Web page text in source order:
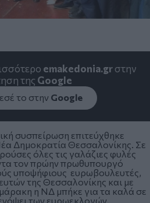
emakedonia.grστην
της Google
το στην Google
συσπείρωση επιτεύχθηκε
Δημοκρατία Θεσσαλονίκης. Σε
όλες τις γαλάζιες φυλές
τον πρώην πρωθυπουργό
υποψήφιους ευρωβουλευτές,
της Θεσσαλονίκης και με
η ΝΔ μπήκε για τα καλά σε
των ευρωεκλογών.